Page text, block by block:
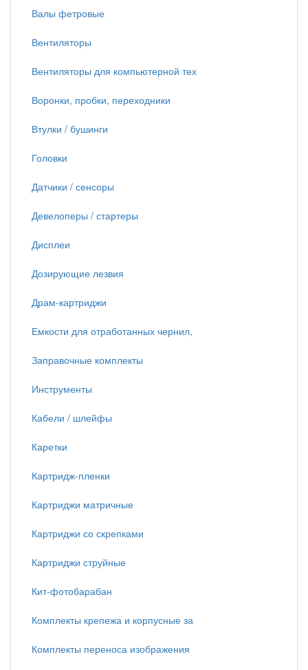
Валы фетровые
Вентиляторы
Вентиляторы для компьютерной тех
Воронки, пробки, переходники
Втулки / бушинги
Головки
Датчики / сенсоры
Девелоперы / стартеры
Дисплеи
Дозирующие лезвия
Драм-картриджи
Емкости для отработанных чернил,
Заправочные комплекты
Инструменты
Кабели / шлейфы
Каретки
Картридж-пленки
Картриджи матричные
Картриджи со скрепками
Картриджи струйные
Кит-фотобарабан
Комплекты крепежа и корпусные за
Комплекты переноса изображения